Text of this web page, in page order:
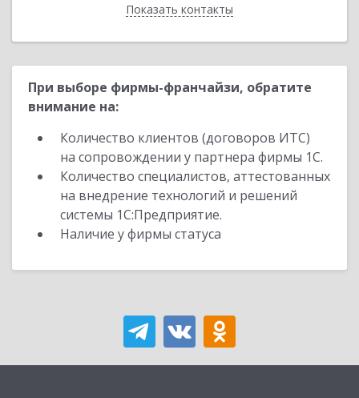
Показать контакты
Назад
При выборе фирмы-франчайзи, обратите
внимание на:
Количество клиентов (договоров ИТС)
на сопровождении у партнера фирмы 1С.
Количество специалистов, аттестованных
на внедрение технологий и решений
системы 1С:Предприятие.
Наличие у фирмы статуса